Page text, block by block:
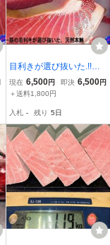
目利きが選び抜いた.!!
「中トロ600g位」食通が
唸る逸品
現在 6,500円 即決 6,500円
＋送料1,800円
入札 - 残り 5日